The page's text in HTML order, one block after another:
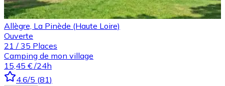
Allègre, La Pinède (Haute Loire)
Ouverte
21 / 35 Places
Camping de mon village
15,45 € /24h
4.6/5 (81)